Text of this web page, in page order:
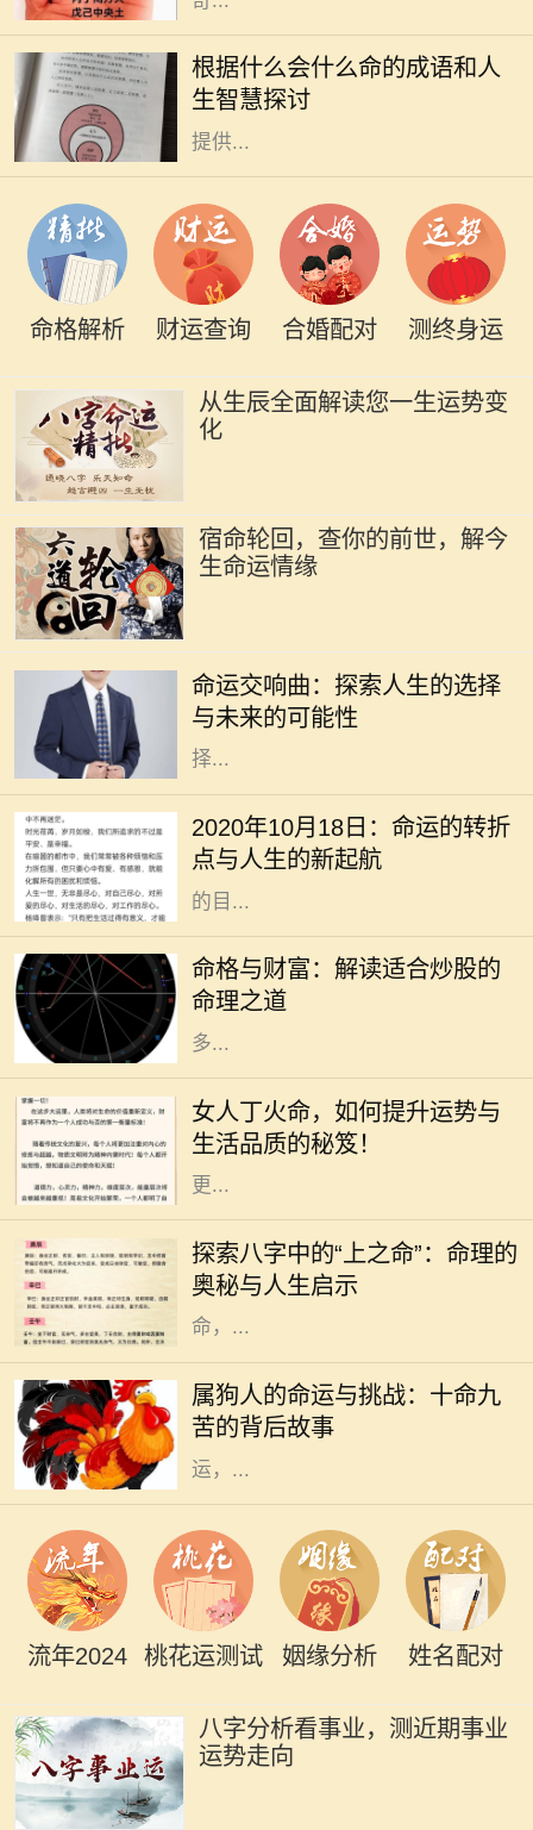
根据什么会什么命的成语和人
生智慧探讨
成语是汉语言文化的瑰宝，它不仅凝
聚了丰富的历史和哲理，还反映了古
人的智慧和人生观。在我们的生活
中，各种巧妙的成语常常能够给我们
提供...
命格解析 财运查询 合婚配对 测终身运
从生辰全面解读您一生运势变
化
宿命轮回，查你的前世，解今
生命运情缘
命运交响曲：探索人生的选择
与未来的可能性
到迷茫，甚至对未来充满了担忧。电
影《命运交响曲》通过一段跌宕起伏
的故事，引导观众深入思考人生的选
择...
2020年10月18日：命运的转折
点与人生的新起航
2020年10月18日，作为一个看似普
通的日子，却在不知不觉中成了许多
人生活的转折点。在这个时代高速发
展的背景下，我们总是忙于追逐眼前
的目...
命格与财富：解读适合炒股的
命理之道
在现代社会，股市作为一种重要的投
资方式，吸引了越来越多的人参与。
然而，炒股不仅仅是简单地买入和卖
出，更是与个人的命理息息相关。许
多...
女人丁火命，如何提升运势与
生活品质的秘笈！
在中国传统命理学中，丁火命代表了
热情、温暖和灵动。对于女人来说，
丁火命的特质使她们充满了活力和魅
力。但是，要想在生活和事业中实现
更...
探索八字中的“上之命”：命理的
奥秘与人生启示
在中国传统命理学中，每个人的出生
时刻可以用八字来描述，而八字又可
以分为多种命格，其中“上之命”便是
一种颇具神秘色彩的命格。上之
命，...
属狗人的命运与挑战：十命九
苦的背后故事
在中国传统文化中，属狗的人常常被
描绘为忠诚正直、勇敢无畏的形象。
然而，许多人并不知道的是，属狗的
命人常常面临着“十命九苦”的命
运，...
流年2024 桃花运测试 姻缘分析 姓名配对
八字分析看事业，测近期事业
运势走向